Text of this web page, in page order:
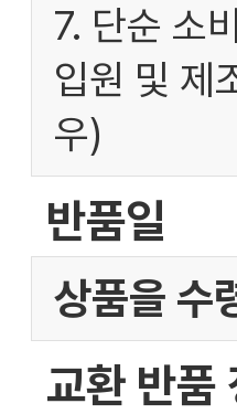
7. 단순 소
입원 및 제
우)
반품일
상품을 수
교환 반품